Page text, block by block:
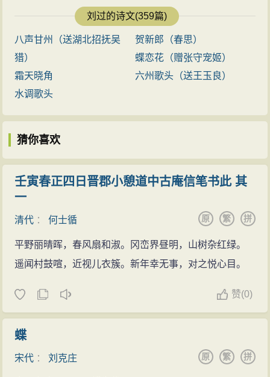
衣终身。曾为陆游、辛弃疾所赏，亦
与陈亮、岳珂友善。词风与辛弃疾相
近，抒发抗金抱负狂逸俊致，与刘克
庄、刘辰翁享有“辛派三刘”之誉，又
与刘仙伦合称为“庐陵二布衣”。有
刘过的诗文(359篇)
八声甘州（送湖北招抚吴
猎）
贺新郎（春思）
蝶恋花（赠张守宠姬）
霜天晓角
六州歌头（送王玉良）
水调歌头
猜你喜欢
壬寅春正四日晋郡小憩道中古庵信笔书此 其
一
清代 ：何士循 拼
繁
原
平野丽晴晖，春风扇和淑。冈峦界昼明，山树杂红绿。
遥闻村鼓喧，近视儿衣簇。新年幸无事，对之悦心目。
赞(0)
蝶
宋代 ：刘克庄 拼
繁
原